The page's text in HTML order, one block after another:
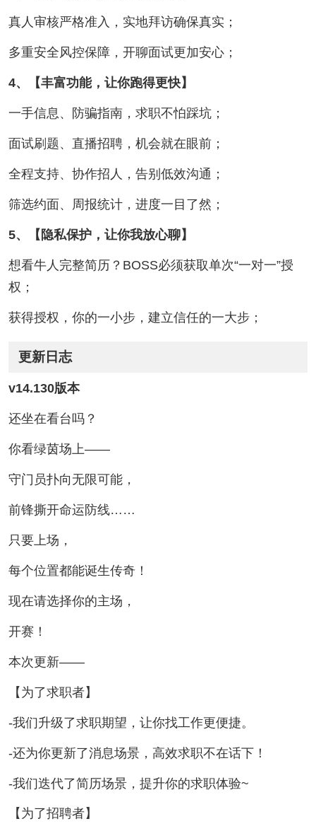
真人审核严格准入，实地拜访确保真实；
多重安全风控保障，开聊面试更加安心；
4、【丰富功能，让你跑得更快】
一手信息、防骗指南，求职不怕踩坑；
面试刷题、直播招聘，机会就在眼前；
全程支持、协作招人，告别低效沟通；
筛选约面、周报统计，进度一目了然；
5、【隐私保护，让你我放心聊】
想看牛人完整简历？BOSS必须获取单次“一对一”授
权；
获得授权，你的一小步，建立信任的一大步；
更新日志
v14.130版本
还坐在看台吗？
你看绿茵场上——
守门员扑向无限可能，
前锋撕开命运防线……
只要上场，
每个位置都能诞生传奇！
现在请选择你的主场，
开赛！
本次更新——
【为了求职者】
-我们升级了求职期望，让你找工作更便捷。
-还为你更新了消息场景，高效求职不在话下！
-我们迭代了简历场景，提升你的求职体验~
【为了招聘者】